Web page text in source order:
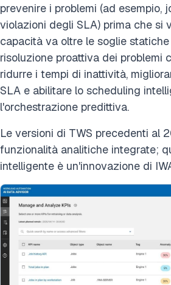
prevenire i problemi (ad esempio,
violazioni degli SLA) prima che si
capacità va oltre le soglie
risoluzione proattiva dei problemi
ridurre i tempi di inattività,
SLA e abilitare lo scheduling
l'orchestrazione predittiva.
Le versioni di TWS precedenti al
funzionalità analitiche integrate;
intelligente è un'innovazione di